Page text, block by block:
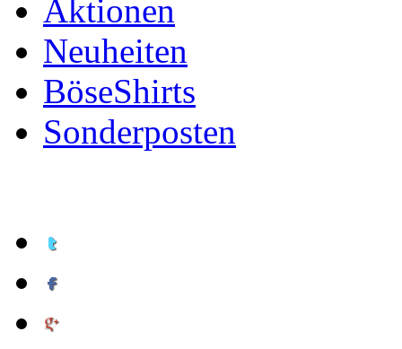
Aktionen
Neuheiten
BöseShirts
Sonderposten